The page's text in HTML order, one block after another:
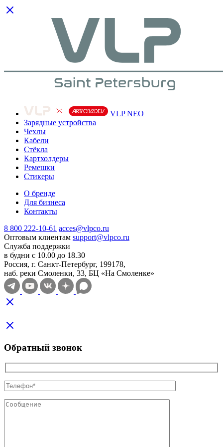
VLP NEO
Зарядные устройства
Чехлы
Кабели
Cтёкла
Картхолдеры
Ремешки
Стикеры
О бренде
Для бизнеса
Контакты
8 800 222-10-61 acces@vlpco.ru
Оптовым клиентам support@vlpco.ru
Служба поддержки
в будни с 10.00 до 18.30
Россия, г. Санкт-Петербург, 199178,
наб. реки Смоленки, 33, БЦ «На Смоленке»
Обратный звонок